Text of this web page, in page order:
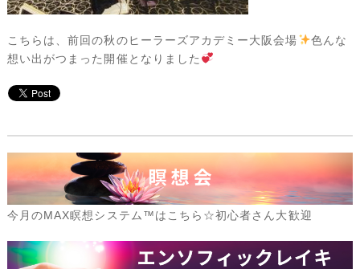
こちらは、前回の秋のヒーラーズアカデミー大阪会場
色んな
想い出がつまった開催となりました
今月のMAX瞑想システム™はこちら☆初心者さん大歓迎